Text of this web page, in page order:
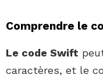
Comprendre le
Le code Swift
caractères, et le